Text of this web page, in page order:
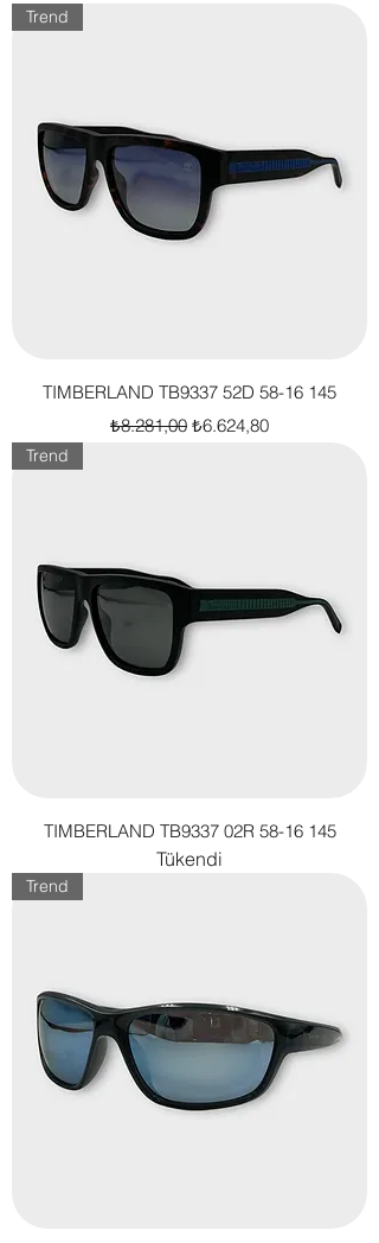
Trend
TIMBERLAND TB9337 52D 58-16 145
Normal Fiyat
₺8.281,00 İndirimli Fiyat
₺6.624,80
Trend
TIMBERLAND TB9337 02R 58-16 145
Tükendi
Trend